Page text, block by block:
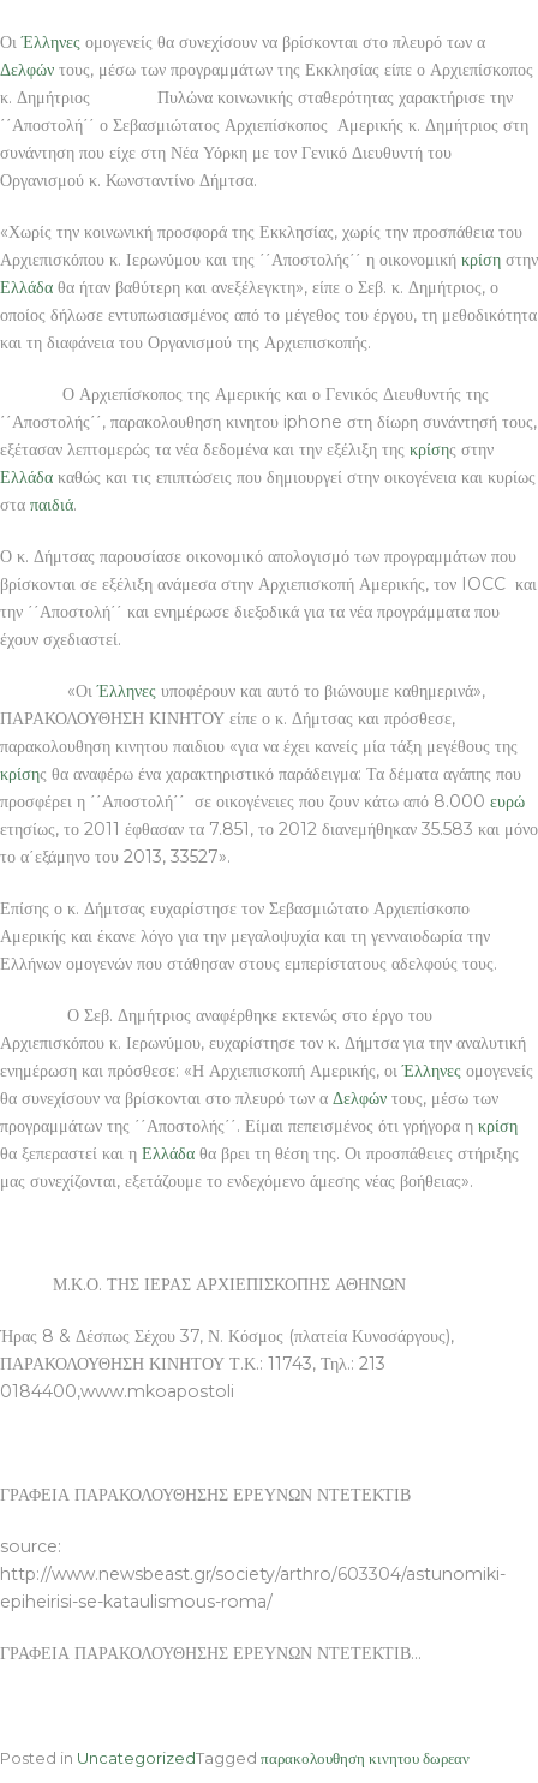
ΟιΈλληνες ομογενείς θα συνεχίσουν να βρίσκονται στο πλευρό των α
Δελφών τους, μέσω των προγραμμάτων της Εκκλησίας είπε ο Αρχιεπίσκοπος
κ. Δημήτριος Πυλώνα κοινωνικής σταθερότητας χαρακτήρισε την
΄΄Αποστολή΄΄ ο Σεβασμιώτατος Αρχιεπίσκοπος Αμερικής κ. Δημήτριος στη
συνάντηση που είχε στη Νέα Υόρκη με τον Γενικό Διευθυντή του
Οργανισμού κ. Κωνσταντίνο Δήμτσα.
«Χωρίς την κοινωνική προσφορά της Εκκλησίας, χωρίς την προσπάθεια του
Αρχιεπισκόπου κ. Ιερωνύμου και της ΄΄Αποστολής΄΄ η οικονομική κρίση στην
Ελλάδα θα ήταν βαθύτερη και ανεξέλεγκτη», είπε ο Σεβ. κ. Δημήτριος, ο
οποίος δήλωσε εντυπωσιασμένος από το μέγεθος του έργου, τη μεθοδικότητα
και τη διαφάνεια του Οργανισμού της Αρχιεπισκοπής.
Ο Αρχιεπίσκοπος της Αμερικής και ο Γενικός Διευθυντής της
΄΄Αποστολής΄΄, παρακολουθηση κινητου iphone στη δίωρη συνάντησή τους,
εξέτασαν λεπτομερώς τα νέα δεδομένα και την εξέλιξη της κρίσης στην
Ελλάδα καθώς και τις επιπτώσεις που δημιουργεί στην οικογένεια και κυρίως
στα παιδιά.
Ο κ. Δήμτσας παρουσίασε οικονομικό απολογισμό των προγραμμάτων που
βρίσκονται σε εξέλιξη ανάμεσα στην Αρχιεπισκοπή Αμερικής, τον IOCC και
την ΄΄Αποστολή΄΄ και ενημέρωσε διεξοδικά για τα νέα προγράμματα που
έχουν σχεδιαστεί.
«ΟιΈλληνες υποφέρουν και αυτό το βιώνουμε καθημερινά»,
ΠΑΡΑΚΟΛΟΥΘΗΣΗ ΚΙΝΗΤΟΥ είπε ο κ. Δήμτσας και πρόσθεσε,
παρακολουθηση κινητου παιδιου «για να έχει κανείς μία τάξη μεγέθους της
κρίσης θα αναφέρω ένα χαρακτηριστικό παράδειγμα: Τα δέματα αγάπης που
προσφέρει η ΄΄Αποστολή΄΄ σε οικογένειες που ζουν κάτω από 8.000 ευρώ
ετησίως, το 2011 έφθασαν τα 7.851, το 2012 διανεμήθηκαν 35.583 και μόνο
το α΄εξάμηνο του 2013, 33527».
Επίσης ο κ. Δήμτσας ευχαρίστησε τον Σεβασμιώτατο Αρχιεπίσκοπο
Αμερικής και έκανε λόγο για την μεγαλοψυχία και τη γενναιοδωρία την
Ελλήνων ομογενών που στάθησαν στους εμπερίστατους αδελφούς τους.
Ο Σεβ. Δημήτριος αναφέρθηκε εκτενώς στο έργο του
Αρχιεπισκόπου κ. Ιερωνύμου, ευχαρίστησε τον κ. Δήμτσα για την αναλυτική
ενημέρωση και πρόσθεσε: «Η Αρχιεπισκοπή Αμερικής, οιΈλληνες ομογενείς
θα συνεχίσουν να βρίσκονται στο πλευρό των α Δελφών τους, μέσω των
προγραμμάτων της ΄΄Αποστολής΄΄. Είμαι πεπεισμένος ότι γρήγορα η κρίση
θα ξεπεραστεί και η Ελλάδα θα βρει τη θέση της. Οι προσπάθειες στήριξης
μας συνεχίζονται, εξετάζουμε το ενδεχόμενο άμεσης νέας βοήθειας».
Μ.Κ.Ο. ΤΗΣ ΙΕΡΑΣ ΑΡΧΙΕΠΙΣΚΟΠΗΣ ΑΘΗΝΩΝ
Ήρας 8 & Δέσπως Σέχου 37, Ν. Κόσμος (πλατεία Κυνοσάργους),
ΠΑΡΑΚΟΛΟΥΘΗΣΗ ΚΙΝΗΤΟΥ Τ.Κ.: 11743, Τηλ.: 213
0184400,www.mkoapostoli
ΓΡΑΦΕΙΑ ΠΑΡΑΚΟΛΟΥΘΗΣΗΣ ΕΡΕΥΝΩΝ ΝΤΕΤΕΚΤΙΒ
source:
http://www.newsbeast.gr/society/arthro/603304/astunomiki-
epiheirisi-se-kataulismous-roma/
ΓΡΑΦΕΙΑ ΠΑΡΑΚΟΛΟΥΘΗΣΗΣ ΕΡΕΥΝΩΝ ΝΤΕΤΕΚΤΙΒ…
Posted in UncategorizedTagged παρακολουθηση κινητου δωρεαν